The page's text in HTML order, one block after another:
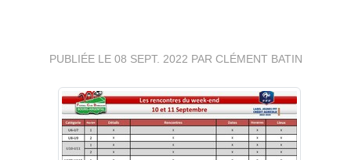
PUBLIÉE LE 08 SEPT. 2022 PAR CLÉMENT BATIN